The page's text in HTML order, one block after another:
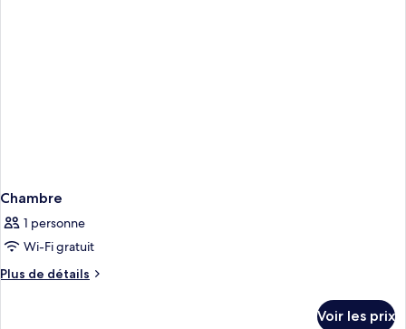
Chambre
1 personne
Wi-Fi gratuit
Plus de détails
Plus
Voir les prix